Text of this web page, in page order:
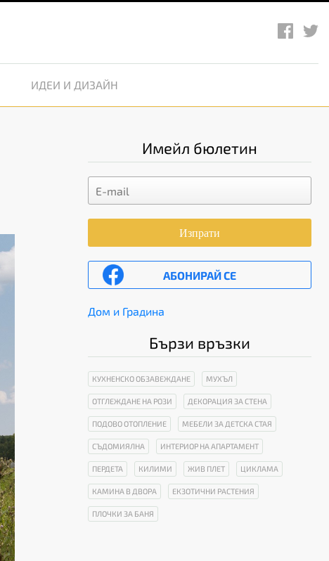
ИДЕИ И ДИЗАЙН
Имейл бюлетин
Изпрати
АБОНИРАЙ СЕ
Дом и Градина
Бързи връзки
КУХНЕНСКО ОБЗАВЕЖДАНЕ МУХЪЛ
ОТГЛЕЖДАНЕ НА РОЗИ ДЕКОРАЦИЯ ЗА СТЕНА
ПОДОВО ОТОПЛЕНИЕ МЕБЕЛИ ЗА ДЕТСКА СТАЯ
СЪДОМИЯЛНА ИНТЕРИОР НА АПАРТАМЕНТ
ПЕРДЕТА КИЛИМИ ЖИВ ПЛЕТ ЦИКЛАМА
КАМИНА В ДВОРА ЕКЗОТИЧНИ РАСТЕНИЯ
ПЛОЧКИ ЗА БАНЯ